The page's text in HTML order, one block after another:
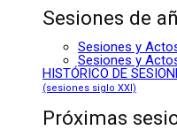
Sesiones de
Sesiones y
Sesiones y
HISTÓRICO DE
(sesiones siglo XXI)
Próximas